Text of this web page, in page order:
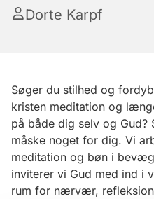
Dorte Karpf
Søger du stilhed og
kristen meditation og
på både dig selv og Gud?
måske noget for dig. Vi
meditation og bøn i
inviterer vi Gud med ind i
rum for nærvær,